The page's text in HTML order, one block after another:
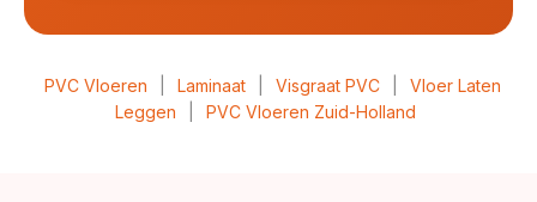
PVC Vloeren Laminaat Visgraat PVC
Vloer Laten
Leggen
PVC Vloeren Zuid-Holland